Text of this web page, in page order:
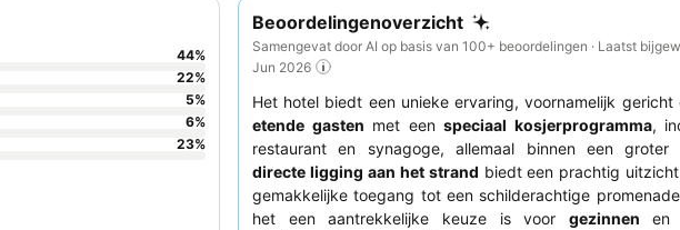
Beoordelingenoverzicht
Samengevat door AI op basis van 100+ beoordelingen · Laatst
Jun 2026
Het hotel biedt een unieke ervaring, voornamelijk gericht
etende gasten met eenspeciaal kosjerprogramma,
restaurant en synagoge, allemaal binnen een groter
directe ligging aan het strand biedt een prachtig
gemakkelijke toegang tot een schilderachtige
het een aantrekkelijke keuze is voor gezinnen en
44%
22%
5%
6%
23%